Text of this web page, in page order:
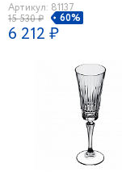
Артикул: 81137
15 530 ₽
60%
6 212 ₽